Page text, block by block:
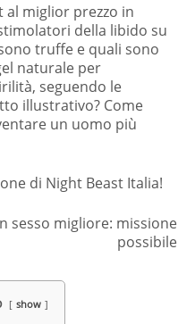
al miglior prezzo in
della libido su
truffe e quali sono
naturale per
seguendo le
illustrativo? Come
un uomo più
di Night Beast Italia!
sesso migliore: missione
possibile
show